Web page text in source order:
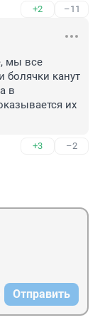
+2 –11
мы все
болячки канут
в
их
+3 –2
Отправить